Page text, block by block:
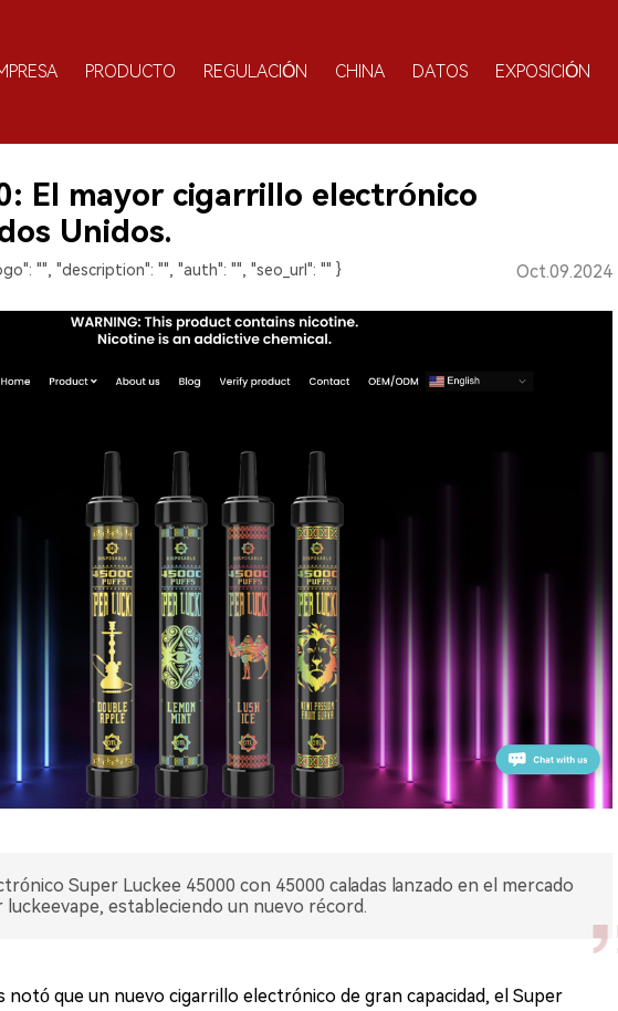
PRODUCTO REGULACIÓN CHINA DATOS EXPOSICIÓN
El mayor cigarrillo electrónico
Unidos.
"", "description": "", "auth": "", "seo_url": "" } Oct.09.2024
Super Luckee 45000 con 45000 caladas lanzado en el mercado
estableciendo un nuevo récord.
notó que un nuevo cigarrillo electrónico de gran capacidad, el Super